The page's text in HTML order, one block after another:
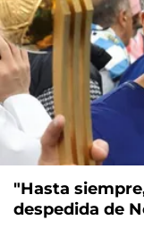
"Hasta
despedida de